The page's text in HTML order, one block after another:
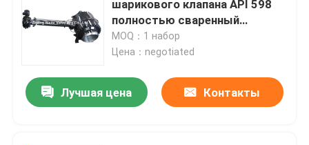
Криогенный шариковый клапан
Гидро клапаны силы
шарикового клапана API 598
полностью сваренный
объединенный сваривая
MOQ：1 набор
Цена：negotiated
Лучшая цена Контакты